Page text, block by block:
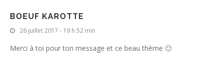
BOEUF KAROTTE
26 juillet 2017 - 19 h 52 min
Merci à toi pour ton message et ce beau thème 🙂